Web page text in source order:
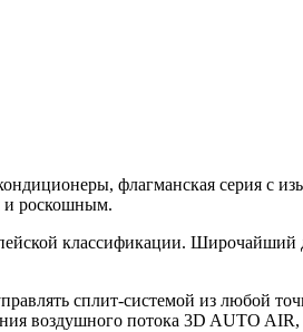
флагманская серия с
и роскошным.
классификации. Широчайший
сплит-системой из любой
воздушного потока 3D AUTO